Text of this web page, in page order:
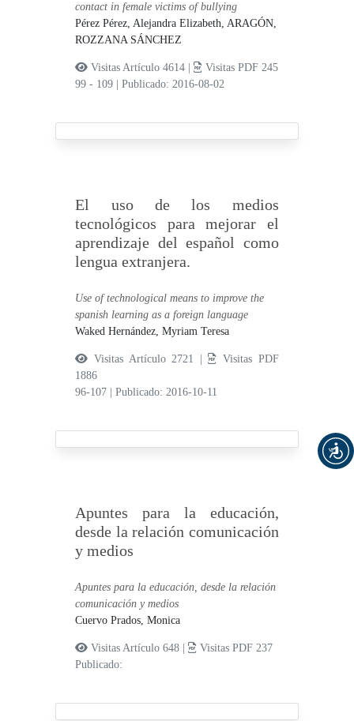
contact in female victims of bullying
Pérez Pérez, Alejandra Elizabeth,ARAGÓN,
ROZZANA SÁNCHEZ
Visitas Artículo 4614 |
Visitas PDF 245
99 - 109
|Publicado: 2016-08-02
El uso de los medios
tecnológicos para mejorar el
aprendizaje del español como
lengua extranjera.
Use of technological means to improve the
spanish learning as a foreign language
Waked Hernández, Myriam Teresa
Visitas Artículo 2721 |
Visitas PDF
1886
96-107
|Publicado: 2016-10-11
Apuntes para la educación,
desde la relación comunicación
y medios
Apuntes para la educación, desde la relación
comunicación y medios
Cuervo Prados, Monica
Visitas Artículo 648 |
Visitas PDF 237
Publicado: